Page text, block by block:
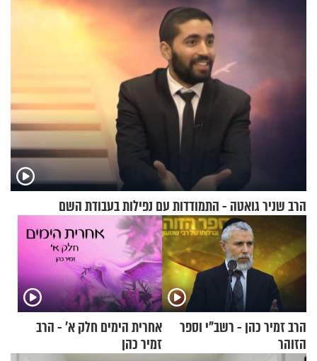
הרב שניר גואטה - התמודדות עם נפילות בעבודת השם
הרב זמיר כהן - רשב"י וספר
הזוהר
אחרית הימים חלק א’ - הרב
זמיר כהן